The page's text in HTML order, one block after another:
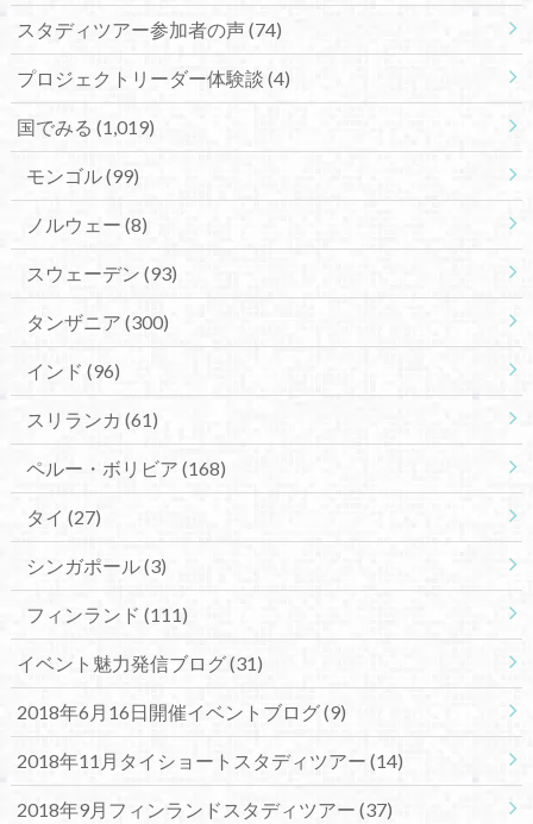
スタディツアー参加者の声(74)
プロジェクトリーダー体験談 (4)
国でみる (1,019)
モンゴル(99)
ノルウェー (8)
スウェーデン (93)
タンザニア (300)
インド (96)
スリランカ (61)
ペルー・ボリビア (168)
タイ (27)
シンガポール(3)
フィンランド (111)
イベント魅力発信ブログ(31)
2018年6月16日開催イベントブログ(9)
2018年11月タイショートスタディツアー (14)
2018年9月フィンランドスタディツアー (37)